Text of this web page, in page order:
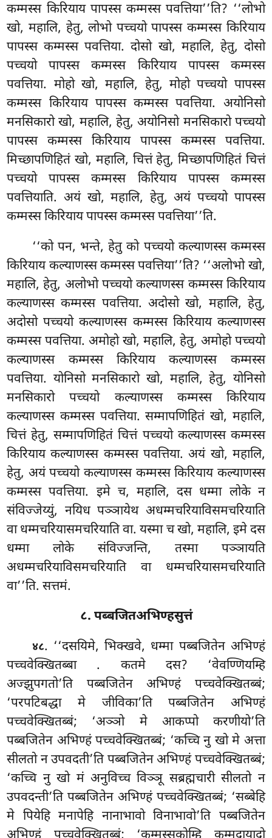
कम्मस्स किरियाय पापस्स कम्मस्स पवत्तिया’’ति? ‘‘लोभो
खो, महालि, हेतु, लोभो पच्चयो पापस्स कम्मस्स किरियाय
पापस्स कम्मस्स पवत्तिया. दोसो खो, महालि, हेतु, दोसो
पच्चयो पापस्स कम्मस्स किरियाय पापस्स कम्मस्स
पवत्तिया. मोहो खो, महालि, हेतु, मोहो पच्चयो पापस्स
कम्मस्स किरियाय पापस्स कम्मस्स पवत्तिया. अयोनिसो
मनसिकारो खो, महालि, हेतु, अयोनिसो मनसिकारो पच्चयो
पापस्स कम्मस्स किरियाय पापस्स कम्मस्स पवत्तिया.
मिच्छापणिहितं खो, महालि, चित्तं हेतु, मिच्छापणिहितं चित्तं
पच्चयो पापस्स कम्मस्स किरियाय पापस्स कम्मस्स
पवत्तियाति. अयं खो, महालि, हेतु, अयं पच्चयो पापस्स
कम्मस्स किरियाय पापस्स कम्मस्स पवत्तिया’’ति.
‘‘को पन, भन्ते, हेतु को पच्चयो कल्याणस्स कम्मस्स
किरियाय कल्याणस्स कम्मस्स पवत्तिया’’ति? ‘‘अलोभो खो,
महालि, हेतु, अलोभो पच्चयो कल्याणस्स कम्मस्स किरियाय
कल्याणस्स कम्मस्स पवत्तिया. अदोसो खो, महालि, हेतु,
अदोसो पच्चयो कल्याणस्स कम्मस्स किरियाय कल्याणस्स
कम्मस्स पवत्तिया. अमोहो खो, महालि, हेतु, अमोहो पच्चयो
कल्याणस्स कम्मस्स किरियाय कल्याणस्स कम्मस्स
पवत्तिया. योनिसो मनसिकारो खो, महालि, हेतु, योनिसो
मनसिकारो पच्चयो कल्याणस्स कम्मस्स किरियाय
कल्याणस्स कम्मस्स पवत्तिया. सम्मापणिहितं खो, महालि,
चित्तं हेतु, सम्मापणिहितं चित्तं पच्चयो कल्याणस्स कम्मस्स
किरियाय कल्याणस्स कम्मस्स पवत्तिया. अयं खो, महालि,
हेतु, अयं पच्चयो कल्याणस्स कम्मस्स किरियाय कल्याणस्स
कम्मस्स पवत्तिया. इमे च, महालि, दस धम्मा लोके न
संविज्जेय्युं, नयिध पञ्ञायेथ अधम्मचरियाविसमचरियाति
वा धम्मचरियासमचरियाति वा. यस्मा च खो, महालि, इमे दस
धम्मा लोके संविज्जन्ति, तस्मा पञ्ञायति
अधम्मचरियाविसमचरियाति वा धम्मचरियासमचरियाति
वा’’ति. सत्तमं.
८. पब्बजितअभिण्हसुत्तं
४८. ‘‘दसयिमे, भिक्खवे, धम्मा पब्बजितेन अभिण्हं
पच्चवेक्खितब्बा . कतमे दस? ‘वेवण्णियम्हि
अज्झुपगतो’ति पब्बजितेन अभिण्हं पच्चवेक्खितब्बं;
‘परपटिबद्धा मे जीविका’ति पब्बजितेन अभिण्हं
पच्चवेक्खितब्बं; ‘अञ्ञो मे आकप्पो करणीयो’ति
पब्बजितेन अभिण्हं पच्चवेक्खितब्बं; ‘कच्चि नु खो मे अत्ता
सीलतो न उपवदती’ति पब्बजितेन अभिण्हं पच्चवेक्खितब्बं;
‘कच्चि नु खो मं अनुविच्च विञ्ञू सब्रह्मचारी सीलतो न
उपवदन्ती’ति पब्बजितेन अभिण्हं पच्चवेक्खितब्बं; ‘सब्बेहि
मे पियेहि मनापेहि नानाभावो विनाभावो’ति पब्बजितेन